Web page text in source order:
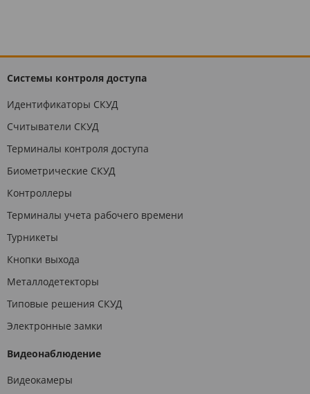
Системы контроля доступа
Идентификаторы СКУД
Считыватели СКУД
Терминалы контроля доступа
Биометрические СКУД
Контроллеры
Терминалы учета рабочего времени
Турникеты
Кнопки выхода
Металлодетекторы
Типовые решения СКУД
Электронные замки
Видеонаблюдение
Видеокамеры